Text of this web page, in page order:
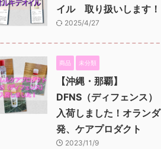
イル 取り扱いします！
2025/4/27
商品 未分類
【沖縄・那覇】
DFNS（ディフェンス）
入荷しました！オランダ
発、ケアプロダクト
2023/11/9